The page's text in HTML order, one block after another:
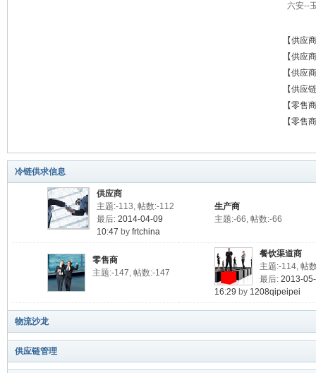
六安--
【供应
供应
【供应
优化
【供应
【供应
能选择
【零售
原因
【零售
冷链供求信息
供应商
主题:-113, 帖数:-112
最后: 2014-04-09
10:47 by frtchina
生产商
主题:-66, 帖数:-66
零售商
主题:-147, 帖数:-147
餐饮渠道商
主题:-114, 帖
最后: 2013-
16:29 by 1208qipeipei
物流沙龙
供应链管理